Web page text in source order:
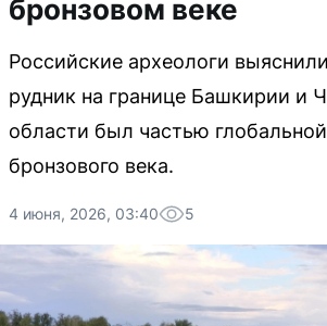
бронзовом веке
Российские археологи
рудник на границе Башкирии и
области был частью
бронзового века.
4 июня, 2026, 03:40 5